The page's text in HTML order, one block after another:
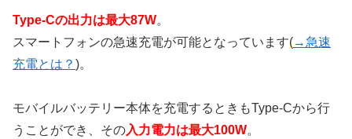
Type-Cの出力は最大87W。
スマートフォンの急速充電が可能となっています(→急速
充電とは？ )。
モバイルバッテリー本体を充電するときもType-Cから行
うことができ、その入力電力は最大100W。